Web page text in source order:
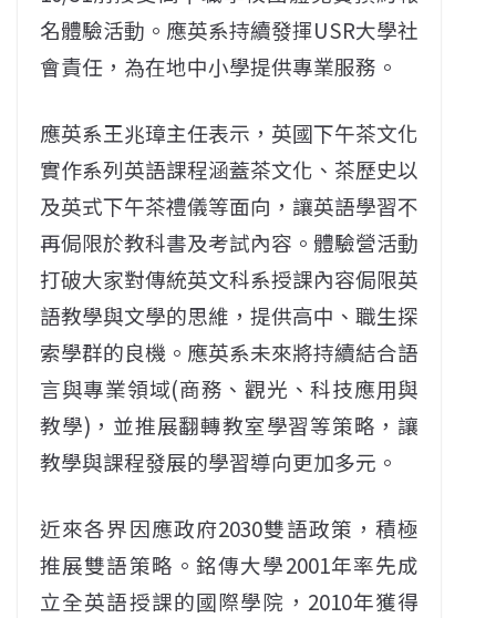
名體驗活動。應英系持續發揮USR大學社
會責任，為在地中小學提供專業服務。
應英系王兆璋主任表示，英國下午茶文化
實作系列英語課程涵蓋茶文化、茶歷史以
及英式下午茶禮儀等面向，讓英語學習不
再侷限於教科書及考試內容。體驗營活動
打破大家對傳統英文科系授課內容侷限英
語教學與文學的思維，提供高中、職生探
索學群的良機。應英系未來將持續結合語
言與專業領域(商務、觀光、科技應用與
教學)，並推展翻轉教室學習等策略，讓
教學與課程發展的學習導向更加多元。
近來各界因應政府2030雙語政策，積極
推展雙語策略。銘傳大學2001年率先成
立全英語授課的國際學院，2010年獲得